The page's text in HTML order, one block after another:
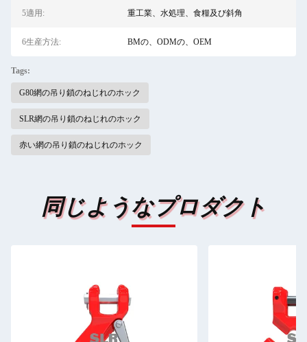
5適用: 重工業、水処理、食糧及び斜角
6生産方法: BMの、ODMの、OEM
Tags:
G80網の吊り鎖のねじれのホック
SLR網の吊り鎖のねじれのホック
赤い網の吊り鎖のねじれのホック
同じようなプロダクト